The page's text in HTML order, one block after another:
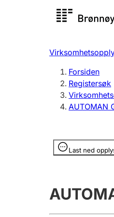
Registersøk
Registrere,
Forsiden
Registersøk
AUTOMAN
Last ned
Opplysninger er